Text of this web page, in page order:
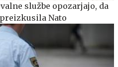
službe opozarjajo, da
Nato